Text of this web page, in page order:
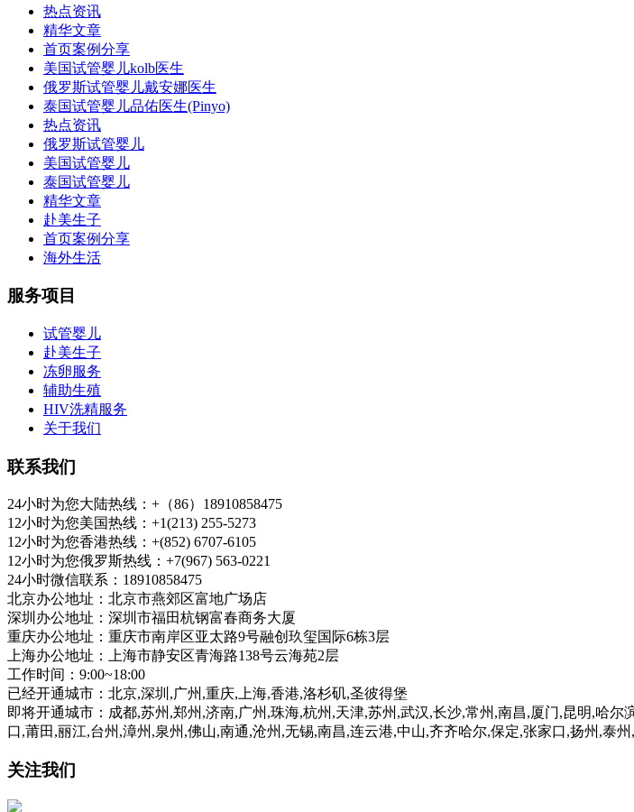
热点资讯
精华文章
首页案例分享
美国试管婴儿kolb医生
俄罗斯试管婴儿戴安娜医生
泰国试管婴儿品佑医生(Pinyo)
热点资讯
俄罗斯试管婴儿
美国试管婴儿
泰国试管婴儿
精华文章
赴美生子
首页案例分享
海外生活
服务项目
试管婴儿
赴美生子
冻卵服务
辅助生殖
HIV洗精服务
关于我们
联系我们
24小时为您大陆热线：+（86）18910858475
12小时为您美国热线：+1(213) 255-5273
12小时为您香港热线：+(852) 6707-6105
12小时为您俄罗斯热线：+7(967) 563-0221
24小时微信联系：18910858475
北京办公地址：北京市燕郊区富地广场店
深圳办公地址：深圳市福田杭钢富春商务大厦
重庆办公地址：重庆市南岸区亚太路9号融创玖玺国际6栋3层
上海办公地址：上海市静安区青海路138号云海苑2层
工作时间：9:00~18:00
已经开通城市：北京,深圳,广州,重庆,上海,香港,洛杉矶,圣彼得堡
即将开通城市：成都,苏州,郑州,济南,广州,珠海,杭州,天津,苏州,武汉,长沙,常州,南昌,厦门,昆明,哈
口,莆田,丽江,台州,漳州,泉州,佛山,南通,沧州,无锡,南昌,连云港,中山,齐齐哈尔,保定,张家口,扬州,泰
关注我们